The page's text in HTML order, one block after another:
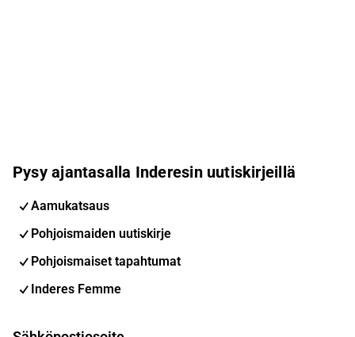
Pysy ajantasalla Inderesin uutiskirjeillä
Aamukatsaus
Pohjoismaiden uutiskirje
Pohjoismaiset tapahtumat
Inderes Femme